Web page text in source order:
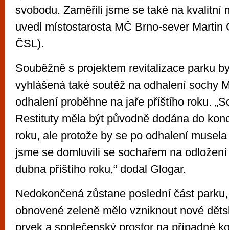
svobodu. Zaměřili jsme se také na kvalitní
uvedl místostarosta MČ Brno-sever Martin
ČSL).
Souběžně s projektem revitalizace parku
vyhlášená také soutěž na odhalení sochy
odhalení proběhne na jaře příštího roku.
Restituty měla být původně dodána do
roku, ale protože by se po odhalení
jsme se domluvili se sochařem na
dubna příštího roku,“ dodal Glogar.
Nedokončená zůstane poslední část
obnovené zeleně mělo vzniknout nové
prvek a společenský prostor na případné